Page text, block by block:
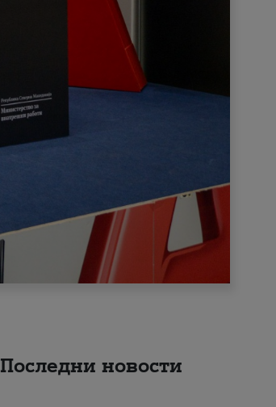
Последни новости